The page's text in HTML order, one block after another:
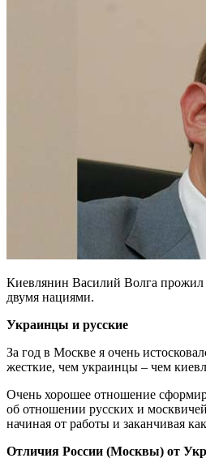
Киевлянин Василий Волга прожил
двумя нациями.
Украинцы и русские
За год в Москве я очень
жесткие, чем украинцы – чем
Очень хорошее отношение
об отношении русских и
начиная от работы и заканчивая
Отличия России (Москвы) от